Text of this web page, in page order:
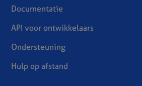
Documentatie
API voor ontwikkelaars
Ondersteuning
Hulp op afstand